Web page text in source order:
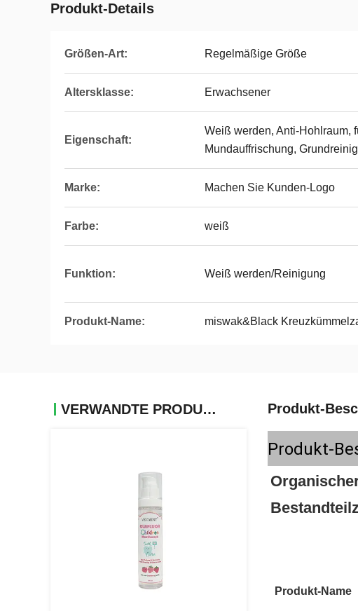
Produkt-Details
Größen-Art: Regelmäßige Größe
Altersklasse: Erwachsener
Eigenschaft:
Weiß werden, Anti-Hohlraum,
Mundauffrischung,
Marke: Machen Sie Kunden-Logo
Farbe: weiß
Funktion: Weiß werden/Reinigung
Produkt-Name: miswak&Black
VERWANDTE PRODUKTE Produkt-
Produkt-
Produkt-Name